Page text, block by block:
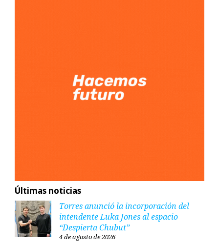
Últimas noticias
Torres anunció la incorporación del
intendente Luka Jones al espacio
“Despierta Chubut”
4 de agosto de 2026